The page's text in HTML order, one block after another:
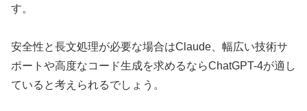
す。
安全性と長文処理が必要な場合はClaude、幅広い技術サ
ポートや高度なコード生成を求めるならChatGPT-4が適し
ていると考えられるでしょう。